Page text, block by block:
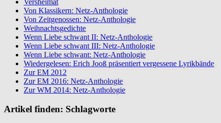
Von Klassikern: Netz-Anthologie
Von Zeitgenossen: Netz-Anthologie
Weihnachtsgedichte
Wenn Liebe schwant II: Netz-Anthologie
Wenn Liebe schwant III: Netz-Anthologie
Wenn Liebe schwant: Netz-Anthologie
Wiedergelesen: Erich Jooß präsentiert vergessene Lyrikbände
Zur EM 2012
Zur EM 2016: Netz-Anthologie
Zur WM 2014: Netz-Anthologie
Artikel finden: Schlagworte